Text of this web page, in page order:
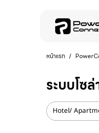
หน้าแรก /
ระบบโซ
Hotel/